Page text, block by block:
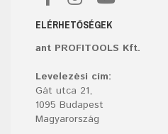
ELÉRHETŐSÉGEK
ant PROFITOOLS Kft.
Levelezési cím:
Gát utca 21,
1095 Budapest
Magyarország